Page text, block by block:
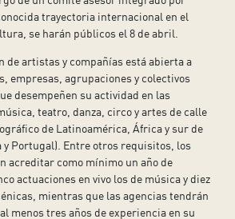
trayectoria internacional en el
se harán públicos el 8 de abril.
de artistas y compañías está abierta a
empresas, agrupaciones y colectivos
desempeñen su actividad en las
teatro, danza, circo y artes de calle
de Latinoamérica, África y sur de
y Portugal). Entre otros requisitos, los
acreditar como mínimo un año de
actuaciones en vivo los de música y diez
mientras que las agencias tendrán
menos tres años de experiencia en su